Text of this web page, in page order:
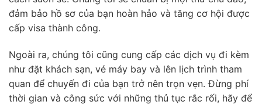
đảm bảo hồ sơ của bạn hoàn hảo và tăng cơ hội được
cấp visa thành công.
Ngoài ra, chúng tôi cũng cung cấp các dịch vụ đi kèm
như đặt khách sạn, vé máy bay và lên lịch trình tham
quan để chuyến đi của bạn trở nên trọn vẹn. Đừng phí
thời gian và công sức với những thủ tục rắc rối, hãy để